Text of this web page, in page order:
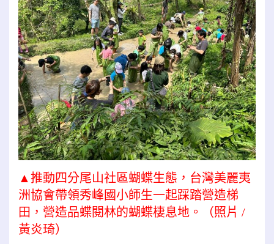
▲推動四分尾山社區蝴蝶生態，台灣美麗夷
洲協會帶領秀峰國小師生一起踩踏營造梯
田，營造品蝶閱林的蝴蝶棲息地。（照片 /
黃炎琦）